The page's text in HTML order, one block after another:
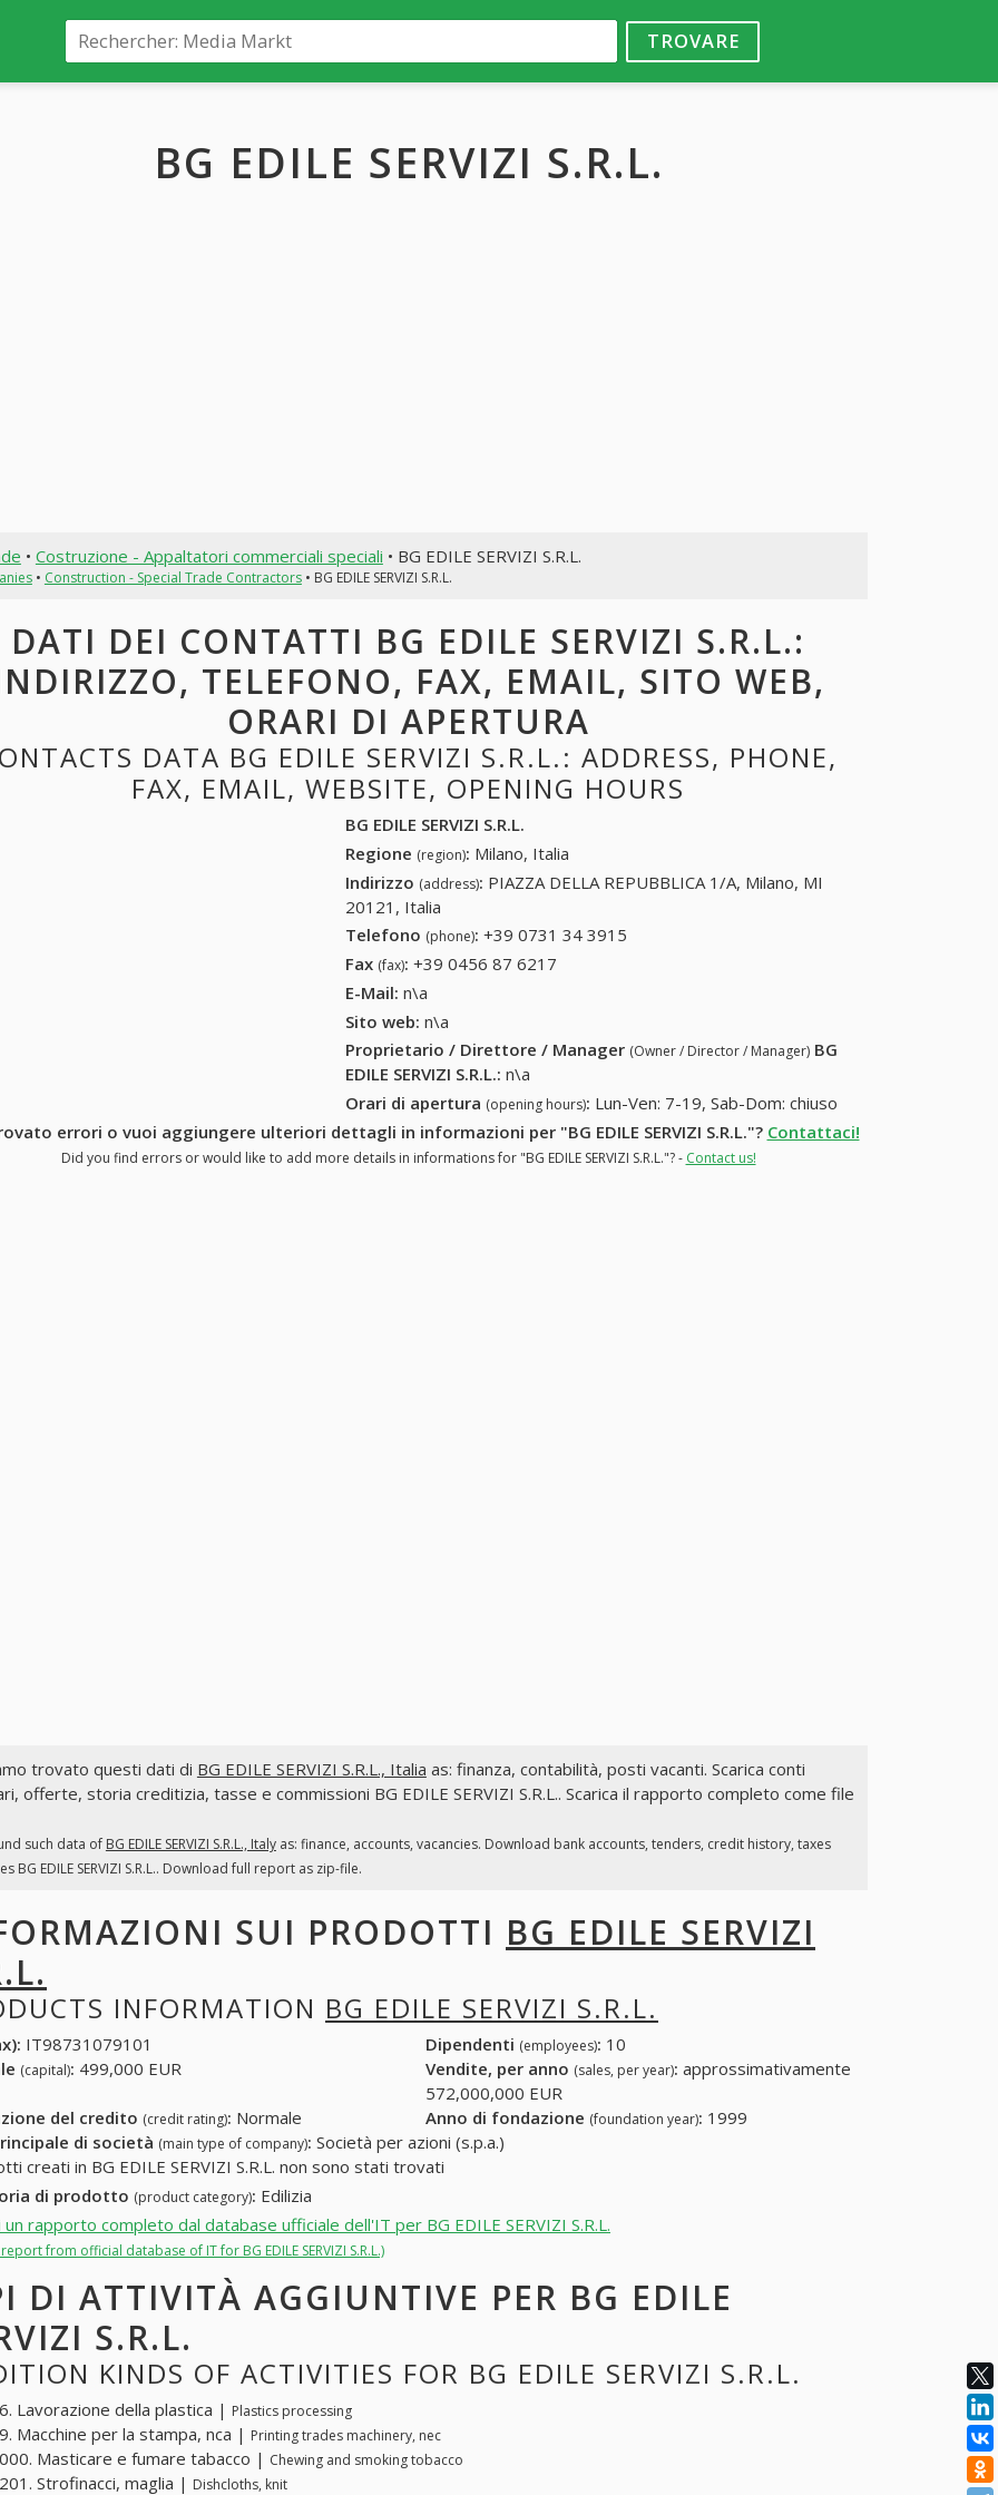
TROVARE
BG EDILE SERVIZI S.R.L.
• Costruzione - Appaltatori commerciali speciali • BG EDILE SERVIZI S.R.L.
• Construction - Special Trade Contractors• BG EDILE SERVIZI S.R.L.
DATI DEI CONTATTI BG EDILE SERVIZI S.R.L.:
TELEFONO, FAX, EMAIL, SITO WEB,
ORARI DI APERTURA
DATA BG EDILE SERVIZI S.R.L.: ADDRESS, PHONE,
FAX, EMAIL, WEBSITE, OPENING HOURS
BG EDILE SERVIZI S.R.L.
Regione (region): Milano, Italia
Indirizzo (address): PIAZZA DELLA REPUBBLICA 1/A, Milano, MI
20121, Italia
Telefono (phone): +39 0731 34 3915
Fax (fax): +39 0456 87 6217
E-Mail: n\a
Sito web: n\a
Proprietario / Direttore / Manager (Owner / Director / Manager) BG
EDILE SERVIZI S.R.L.: n\a
Orari di apertura (opening hours): Lun-Ven: 7-19, Sab-Dom: chiuso
errori o vuoi aggiungere ulteriori dettagli in informazioni per "BG EDILE SERVIZI S.R.L."? Contattaci!
Did you find errors or would like to add more details in informations for "BG EDILE SERVIZI S.R.L."? - Contact us!
trovato questi dati di BG EDILE SERVIZI S.R.L., Italia as: finanza, contabilità, posti vacanti. Scarica conti
offerte, storia creditizia, tasse e commissioni BG EDILE SERVIZI S.R.L.. Scarica il rapporto completo come file
such data of BG EDILE SERVIZI S.R.L., Italyas: finance, accounts, vacancies. Download bank accounts, tenders, credit history, taxes
BG EDILE SERVIZI S.R.L.. Download full report as zip-file.
SUI PRODOTTI BG EDILE SERVIZI
INFORMATION BG EDILE SERVIZI S.R.L.
IT98731079101 Dipendenti (employees): 10
(capital): 499,000 EUR Vendite, per anno (sales, per year): approssimativamente
572,000,000 EUR
del credito (credit rating): Normale Anno di fondazione (foundation year): 1999
di società (main type of company): Società per azioni (s.p.a.)
creati in BG EDILE SERVIZI S.R.L. non sono stati trovati
di prodotto (product category): Edilizia
rapporto completo dal database ufficiale dell'IT per BG EDILE SERVIZI S.R.L.
from official database of IT for BG EDILE SERVIZI S.R.L.)
DI ATTIVITÀ AGGIUNTIVE PER BG EDILE
S.R.L.
KINDS OF ACTIVITIES FOR BG EDILE SERVIZI S.R.L.
Lavorazione della plastica | Plastics processing
Macchine per la stampa, nca | Printing trades machinery, nec
Masticare e fumare tabacco | Chewing and smoking tobacco
Strofinacci, maglia | Dishcloths, knit